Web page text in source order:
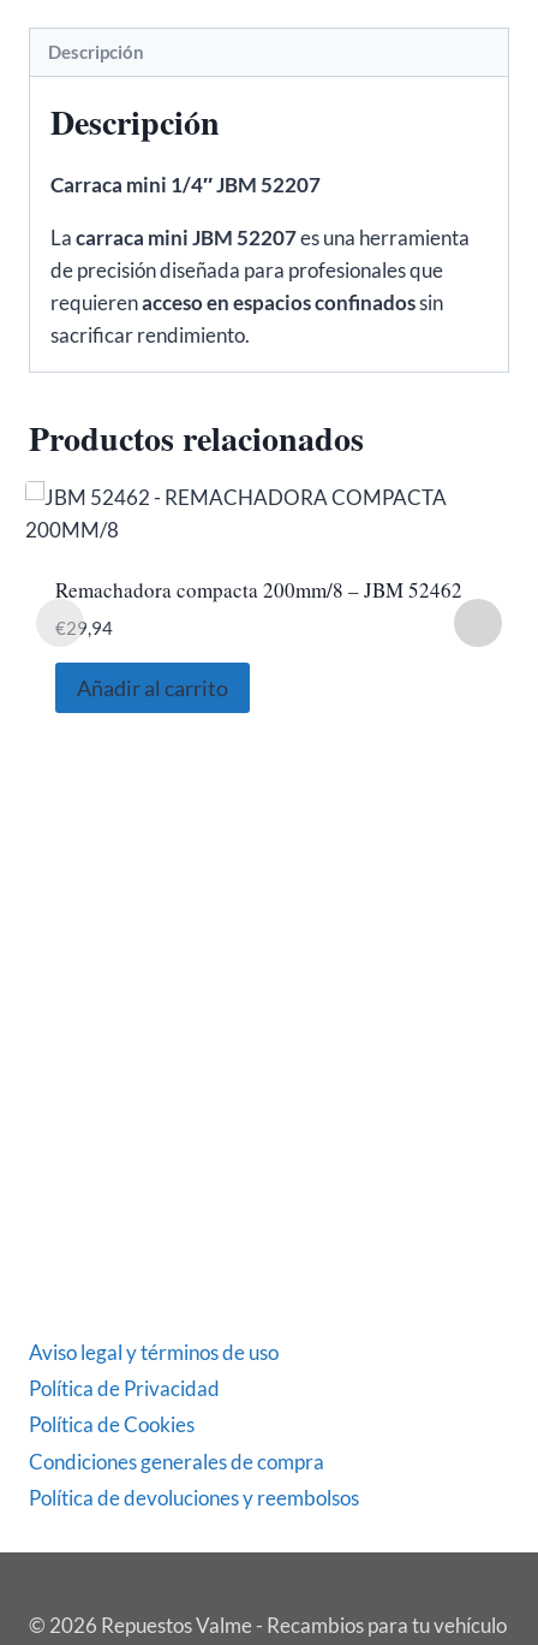
85mm
-
JBM
cantidad
Descripción
Descripción
Carraca mini 1/4″ JBM 52207
Lacarraca mini JBM 52207es una herramienta
de precisión diseñada para profesionales que
requierenacceso en espacios confinadossin
sacrificar rendimiento.
Productos relacionados
Remachadora compacta 200mm/8 – JBM 52462
€29,94
Añadir al carrito
Aviso legal y términos de uso
Política de Privacidad
Política de Cookies
Condiciones generales de compra
Política de devoluciones y reembolsos
© 2026 Repuestos Valme - Recambios para tu vehículo